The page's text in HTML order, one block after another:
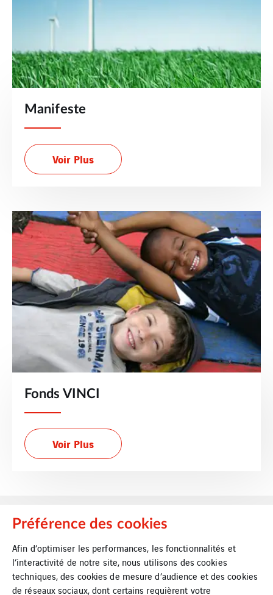
Manifeste
Voir Plus
Fonds VINCI
Voir Plus
VINCI Energies Belgium
Préférence des cookies
Afin d’optimiser les performances, les fonctionnalités et
l’interactivité de notre site, nous utilisons des cookies
techniques, des cookies de mesure d’audience et des cookies
de réseaux sociaux, dont certains requièrent votre